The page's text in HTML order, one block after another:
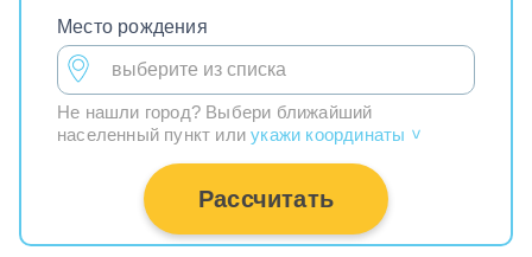
Место рождения
Не нашли город? Выбери ближайший
населенный пункт илиукажи координаты >
Рассчитать